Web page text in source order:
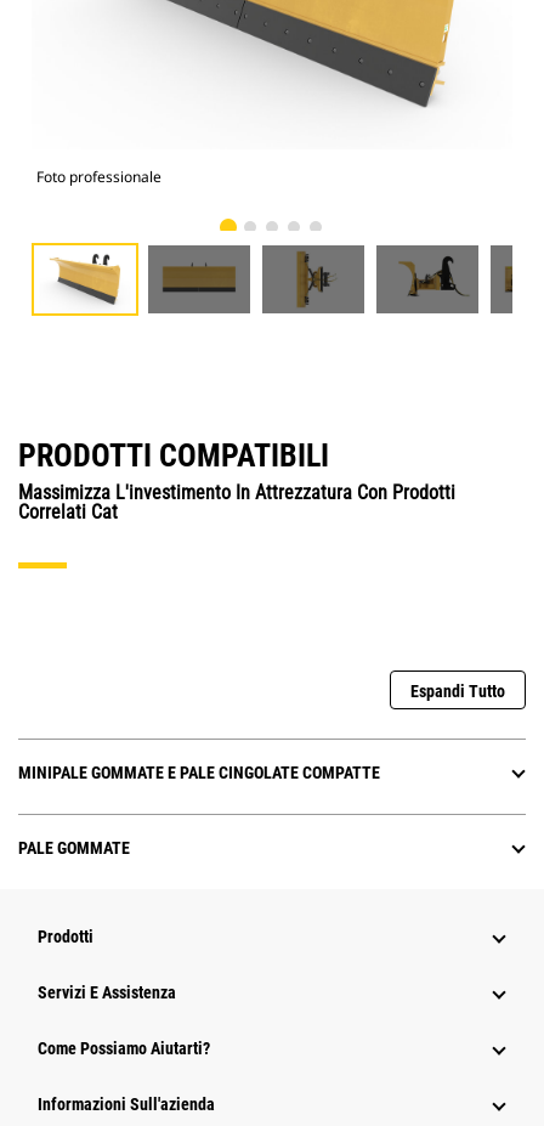
Foto professionale
PRODOTTI COMPATIBILI
Massimizza L'investimento In Attrezzatura Con Prodotti
Correlati Cat
Espandi Tutto
MINIPALE GOMMATE E PALE CINGOLATE COMPATTE
PALE GOMMATE
Prodotti
Servizi E Assistenza
Come Possiamo Aiutarti?
Informazioni Sull'azienda